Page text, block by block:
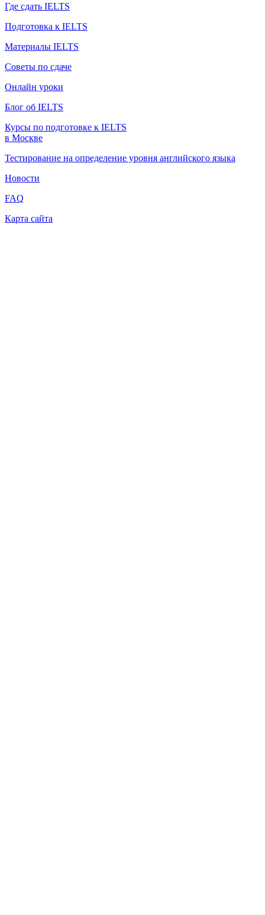
Где сдать IELTS
Подготовка к IELTS
Материалы IELTS
Советы по сдаче
Онлайн уроки
Блог об IELTS
Курсы по подготовке к IELTS
в Москве
Тестирование на определение уровня английского языка
Новости
FAQ
Карта сайта